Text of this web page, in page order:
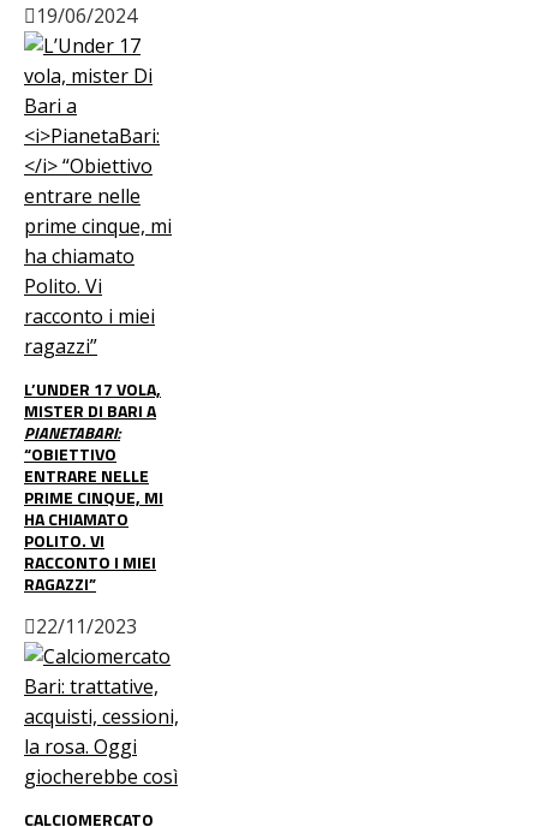
19/06/2024
L’UNDER 17 VOLA,
MISTER DI BARI A
PIANETABARI:
“OBIETTIVO
ENTRARE NELLE
PRIME CINQUE, MI
HA CHIAMATO
POLITO. VI
RACCONTO I MIEI
RAGAZZI”
22/11/2023
CALCIOMERCATO